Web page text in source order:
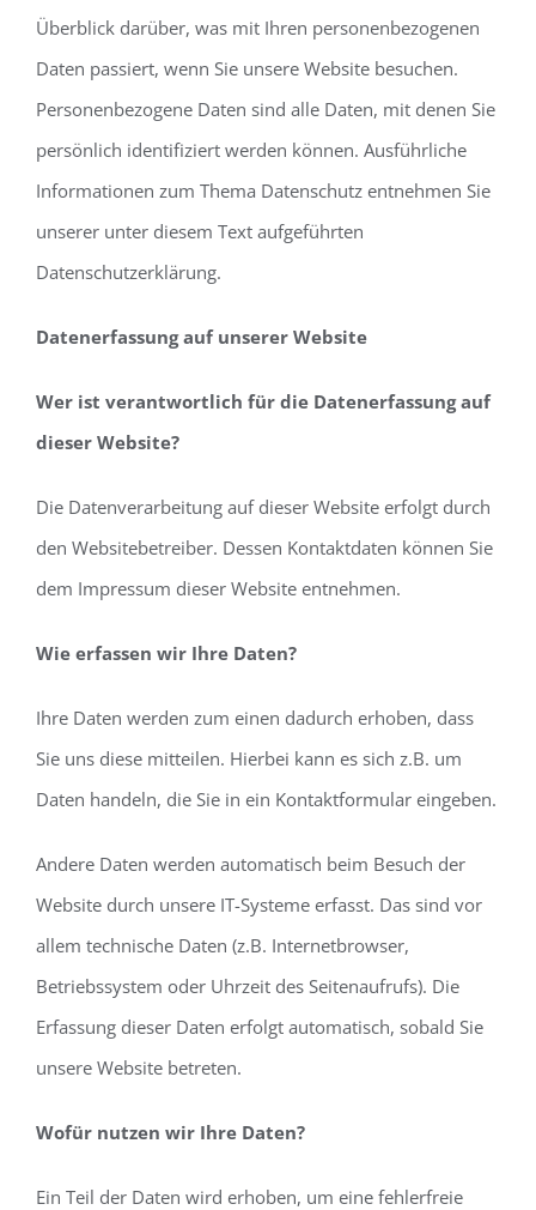
Überblick darüber, was mit Ihren personenbezogenen
Daten passiert, wenn Sie unsere Website besuchen.
Personenbezogene Daten sind alle Daten, mit denen Sie
persönlich identifiziert werden können. Ausführliche
Informationen zum Thema Datenschutz entnehmen Sie
unserer unter diesem Text aufgeführten
Datenschutzerklärung.
Datenerfassung auf unserer Website
Wer ist verantwortlich für die Datenerfassung auf
dieser Website?
Die Datenverarbeitung auf dieser Website erfolgt durch
den Websitebetreiber. Dessen Kontaktdaten können Sie
dem Impressum dieser Website entnehmen.
Wie erfassen wir Ihre Daten?
Ihre Daten werden zum einen dadurch erhoben, dass
Sie uns diese mitteilen. Hierbei kann es sich z.B. um
Daten handeln, die Sie in ein Kontaktformular eingeben.
Andere Daten werden automatisch beim Besuch der
Website durch unsere IT-Systeme erfasst. Das sind vor
allem technische Daten (z.B. Internetbrowser,
Betriebssystem oder Uhrzeit des Seitenaufrufs). Die
Erfassung dieser Daten erfolgt automatisch, sobald Sie
unsere Website betreten.
Wofür nutzen wir Ihre Daten?
Ein Teil der Daten wird erhoben, um eine fehlerfreie